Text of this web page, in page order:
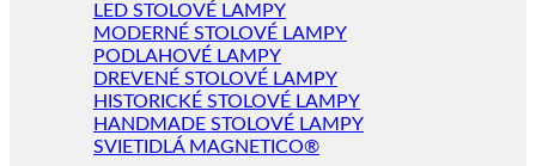
LED STOLOVÉ LAMPY
MODERNÉ STOLOVÉ LAMPY
PODLAHOVÉ LAMPY
DREVENÉ STOLOVÉ LAMPY
HISTORICKÉ STOLOVÉ LAMPY
HANDMADE STOLOVÉ LAMPY
SVIETIDLÁ MAGNETICO®